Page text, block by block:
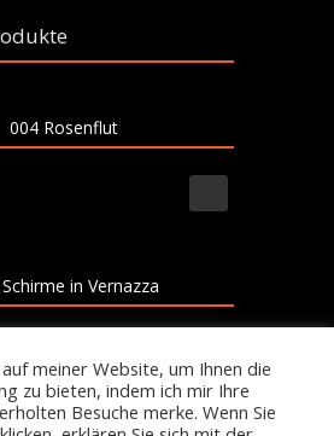
004 Rosenflut
in Vernazza
meiner Website, um Ihnen die
zu bieten, indem ich mir Ihre
Besuche merke. Wenn Sie